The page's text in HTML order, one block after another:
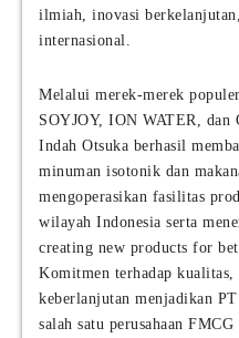
ilmiah, inovasi
internasional.
Melalui merek-merek
SOYJOY, ION WATER,
Indah Otsuka berhasil
minuman isotonik dan
mengoperasikan fasilitas
wilayah Indonesia serta
creating new products for
Komitmen terhadap kualitas,
keberlanjutan menjadikan
salah satu perusahaan